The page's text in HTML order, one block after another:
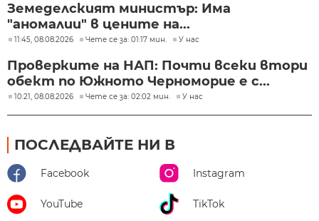
Земеделският министър: Има
"аномалии" в цените на...
11:45, 08.08.2026 Чете се за: 01:17 мин. У нас
Проверките на НАП: Почти всеки втори
обект по Южното Черноморие е с...
10:21, 08.08.2026 Чете се за: 02:02 мин. У нас
ПОСЛЕДВАЙТЕ НИ В
Facebook Instagram
YouTube TikTok